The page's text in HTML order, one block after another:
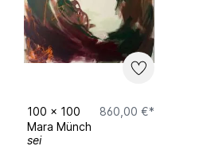
100 x 100
860,00 €*
Mara Münch
sei